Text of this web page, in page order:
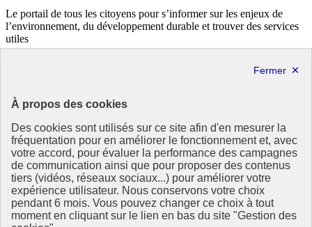
À propos des cookies
Des cookies sont utilisés sur ce site afin d'en mesurer la
fréquentation pour en améliorer le fonctionnement et, avec
votre accord, pour évaluer la performance des campagnes
de communication ainsi que pour proposer des contenus
tiers (vidéos, réseaux sociaux...) pour améliorer votre
expérience utilisateur. Nous conservons votre choix
pendant 6 mois. Vous pouvez changer ce choix à tout
moment en cliquant sur le lien en bas du site "Gestion des
Le portail de tous les citoyens pour s’informer sur les enjeux de
l’environnement, du développement durable et trouver des services
utiles
data.gouv.fr- ouvre une nouvelle fenêtre
Partenaire
Partenaire principal :
Eionet Portal